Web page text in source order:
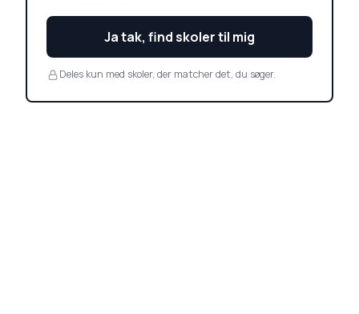
Ja tak, find skoler til mig
Deles kun med skoler, der matcher det, du søger.